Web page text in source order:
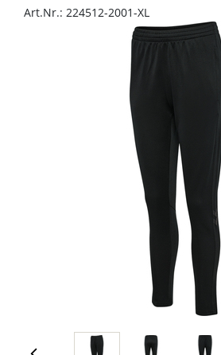
Art.Nr.: 224512-2001-XL